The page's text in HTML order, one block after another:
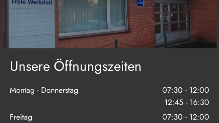
Unsere Öffnungszeiten
Montag - Donnerstag
07:30 - 12:00
12:45 - 16:30
Freitag
07:30 - 12:00